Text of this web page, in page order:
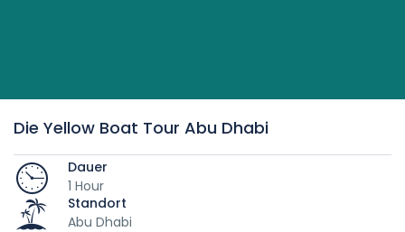
Die Yellow Boat Tour Abu Dhabi
Dauer
1 Hour
Standort
Abu Dhabi